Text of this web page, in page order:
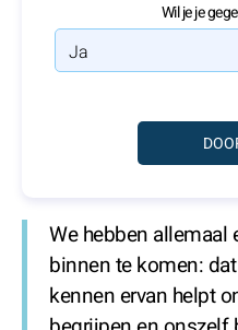
Wil je je
We hebben allemaal
binnen te komen:
kennen ervan helpt